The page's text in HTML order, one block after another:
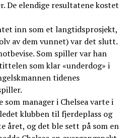
De elendige resultatene kostet
inn som et langtidsprosjekt,
av dem vunnet) var det slutt.
Som spiller var han
som klar «underdog» i
tidenes
manager i Chelsea varte i
klubben til fjerdeplass og
året, og det ble sett på som en